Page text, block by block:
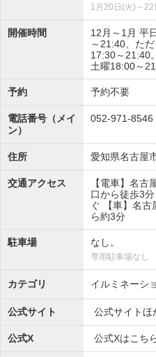
1月20日(火)～
開催時間
12月～1月 平
～21:40、た
17:30～21:40
土曜18:00～
予約 予約不要
電話番号（メイ
ン）
052-971-8546
住所 愛知県名古屋
交通アクセス
【電車】名古
口から徒歩3
ぐ 【車】名
ら約3分
駐車場 なし。
専用駐車場なし
カテゴリ イルミネーシ
公式サイト 公式サイトほ
公式X 公式Xはこち